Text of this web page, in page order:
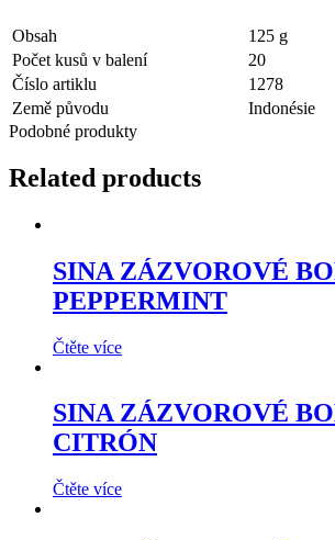
Obsah
125 g
Počet kusů v balení
20
Číslo artiklu
1278
Země původu
Indonésie
Podobné produkty
Related products
SINA ZÁZVOROVÉ
PEPPERMINT
Čtěte více
SINA ZÁZVOROVÉ
CITRÓN
Čtěte více